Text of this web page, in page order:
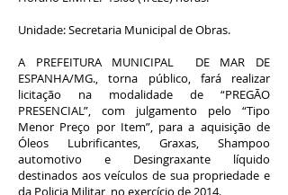
Unidade: Secretaria Municipal de Obras.
A PREFEITURA MUNICIPAL DE MAR DE
ESPANHA/MG., torna público, fará realizar
licitação na modalidade de “PREGÃO
PRESENCIAL”, com julgamento pelo “Tipo
Menor Preço por Item”, para a aquisição de
Óleos Lubrificantes, Graxas, Shampoo
automotivo e Desingraxante líquido
destinados aos veículos de sua propriedade e
da Policia Militar, no exercício de 2014.